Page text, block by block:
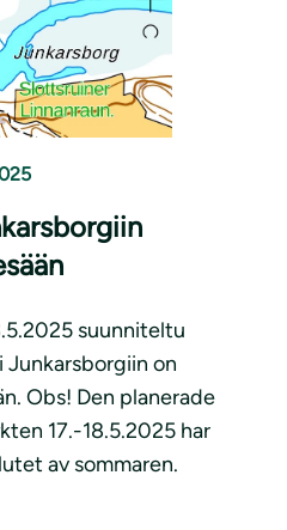
suunniteltu
on
Obs! Den planerade
17.-18.5.2025 har
av sommaren.